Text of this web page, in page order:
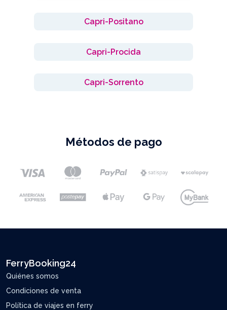
Capri-Positano
Capri-Procida
Capri-Sorrento
Métodos de pago
FerryBooking24
Quiénes somos
Condiciones de venta
Política de viajes en ferry